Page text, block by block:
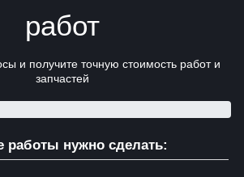
работ
и получите точную стоимость работ и
запчастей
работы нужно сделать: